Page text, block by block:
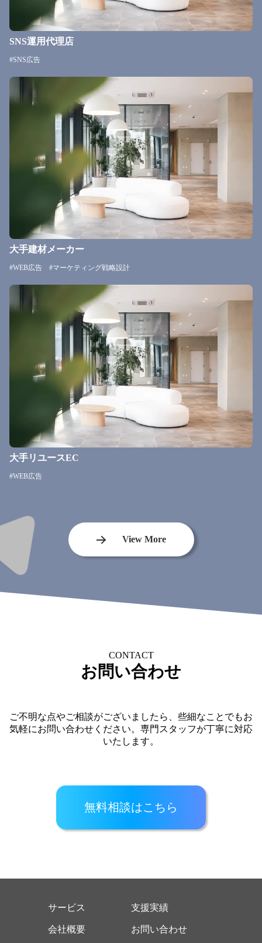
SNS運用代理店
#SNS広告
大手建材メーカー
#WEB広告 #マーケティング戦略設計
大手リユースEC
#WEB広告
View More
CONTACT
お問い合わせ
ご不明な点やご相談がございましたら、些細なことでもお
気軽にお問い合わせください。専門スタッフが丁寧に対応
いたします。
無料相談はこちら
サービス 支援実績
会社概要 お問い合わせ